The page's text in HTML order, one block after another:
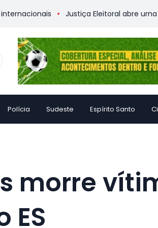
Justiça Eleitoral abre urna eletrônica
Polícia Sudeste Espírito Santo
morre
ES